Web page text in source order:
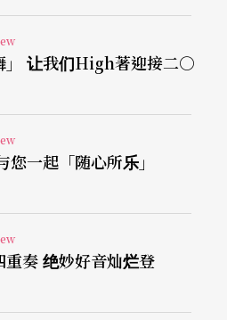
悦耳的旋律，一直是最受乐
沙泰《安德鲁西亚浪漫
班牙风味，其舞曲韵律令
这些「小品」之外，曾宇谦
的法国曲目──拉威尔的《G
》，他不但在伊莉莎白皇
，更因为细腻的音色变化与
第一张唱片合约。对于一
，德奥派作品绝对是必备
贝多芬的经典之作《克罗采
」 让我们High著迎接二○
您一起「随心所乐」
重奏 绝妙好音灿烂登